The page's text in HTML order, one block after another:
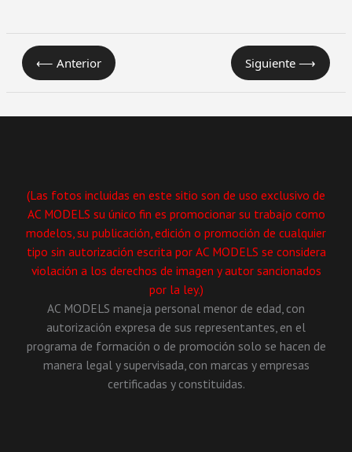
⟵ Anterior Siguiente ⟶
(Las fotos incluidas en este sitio son de uso exclusivo de
AC MODELS su único fin es promocionar su trabajo como
modelos, su publicación, edición o promoción de cualquier
tipo sin autorización escrita por AC MODELS se considera
violación a los derechos de imagen y autor sancionados
por la ley.)
AC MODELS maneja personal menor de edad, con
autorización expresa de sus representantes, en el
programa de formación o de promoción solo se hacen de
manera legal y supervisada, con marcas y empresas
certificadas y constituidas.